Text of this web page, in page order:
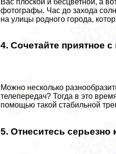
фотографы. Час до захода
на улицы родного города,
4. Сочетайте приятное
Можно несколько
телепередач? Тогда в это
помощью такой стабильной
5. Отнеситесь серьезно